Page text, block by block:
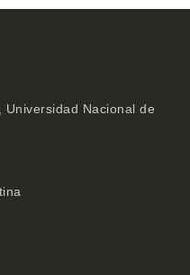
Nacional de